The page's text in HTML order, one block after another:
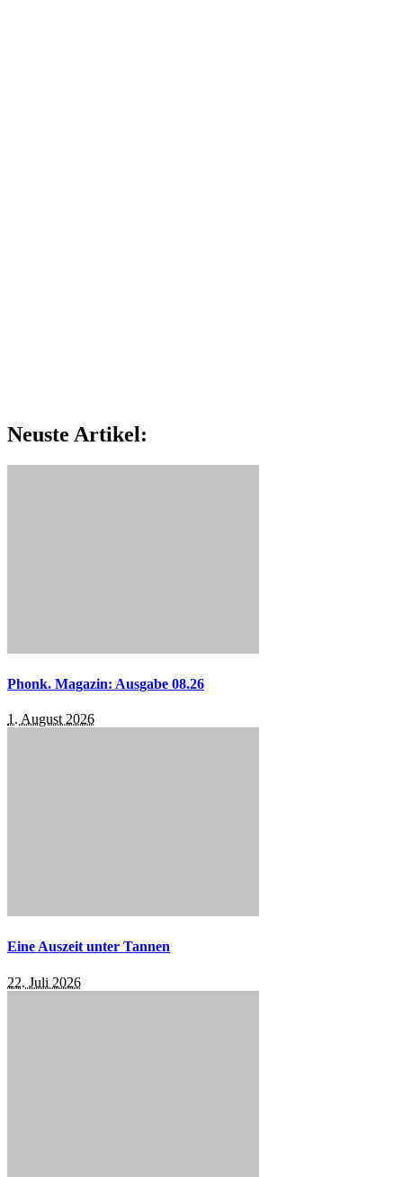
Neuste Artikel:
Phonk. Magazin: Ausgabe 08.26
1. August 2026
Eine Auszeit unter Tannen
22. Juli 2026